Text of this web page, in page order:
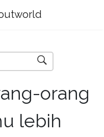
orang
lebih